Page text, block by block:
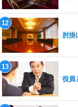
肘掛
役員